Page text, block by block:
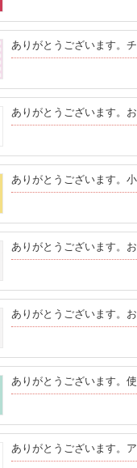
ありがとうございます。
ありがとうございます。
ありがとうございます。
ありがとうございます。
ありがとうございます。
ありがとうございます。
ありがとうございます。